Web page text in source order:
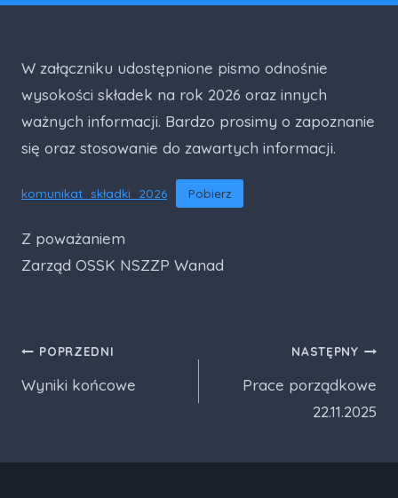
W załączniku udostępnione pismo odnośnie
wysokości składek na rok 2026 oraz innych
ważnych informacji. Bardzo prosimy o zapoznanie
się oraz stosowanie do zawartych informacji.
komunikat_składki_2026 Pobierz
Z poważaniem
Zarząd OSSK NSZZP Wanad
Nawigacja
wpisu
POPRZEDNI
Wyniki końcowe
NASTĘPNY
Prace porządkowe
22.11.2025